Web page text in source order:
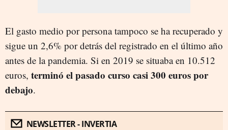
El gasto medio por persona tampoco se ha recuperado y
sigue un 2,6% por detrás del registrado en el último año
antes de la pandemia. Si en 2019 se situaba en 10.512
euros, terminó el pasado curso casi 300 euros por
debajo.
NEWSLETTER - INVERTIA